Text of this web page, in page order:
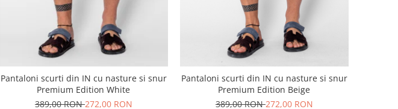
Pantaloni scurti din IN cu nasture si snur
Premium Edition White
389,00 RON272,00 RON
Pantaloni scurti din IN cu nasture si snur
Premium Edition Beige
389,00 RON272,00 RON